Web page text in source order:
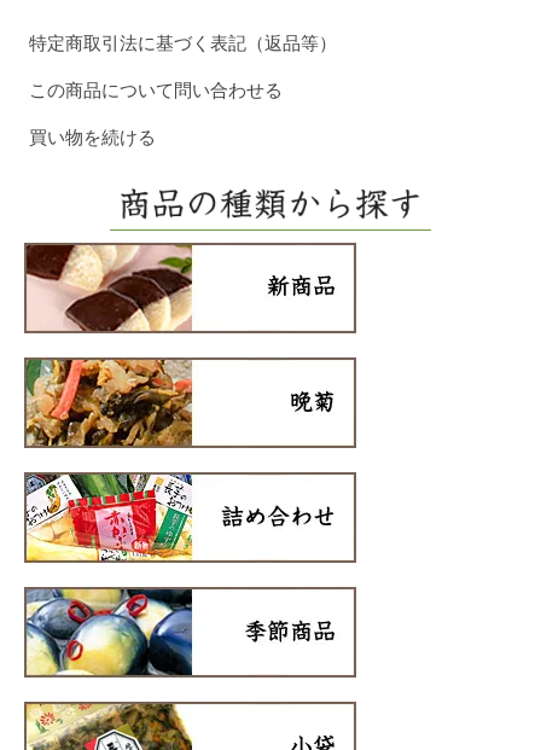
特定商取引法に基づく表記（返品等）
この商品について問い合わせる
買い物を続ける